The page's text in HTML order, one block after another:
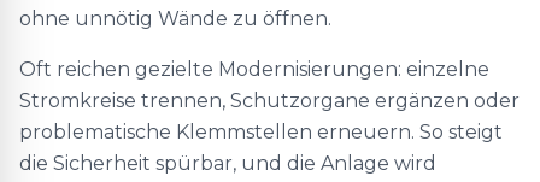
ohne unnötig Wände zu öffnen.
Oft reichen gezielte Modernisierungen: einzelne
Stromkreise trennen, Schutzorgane ergänzen oder
problematische Klemmstellen erneuern. So steigt
die Sicherheit spürbar, und die Anlage wird